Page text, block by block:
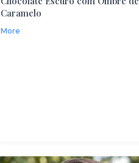
Caramelo
More